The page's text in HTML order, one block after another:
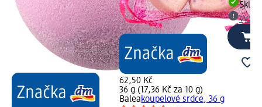
62,50 Kč
36 g (17,36 Kč za 10 g)
Baleakoupelové srdce, 36 g